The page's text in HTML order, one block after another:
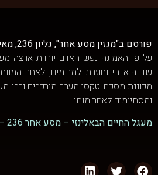
פורסם ב"מגזין מסע אחר", גליון 236, מאי 2011.
על פי האמונה נפש האדם יורדת ארצה
עוד הוא חי וחוזרת למרומים, לאחר
מכוננת מסכת טקסי מעבר מורכבים ורבי
ומסתיימים לאחר מותו.
מעגל החיים הבאלינזי – מסע אחר 236 – מאי 2011